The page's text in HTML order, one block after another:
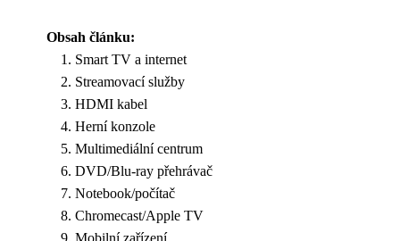
Obsah článku:
Smart TV a internet
Streamovací služby
HDMI kabel
Herní konzole
Multimediální centrum
DVD/Blu-ray přehrávač
Notebook/počítač
Chromecast/Apple TV
Mobilní zařízení